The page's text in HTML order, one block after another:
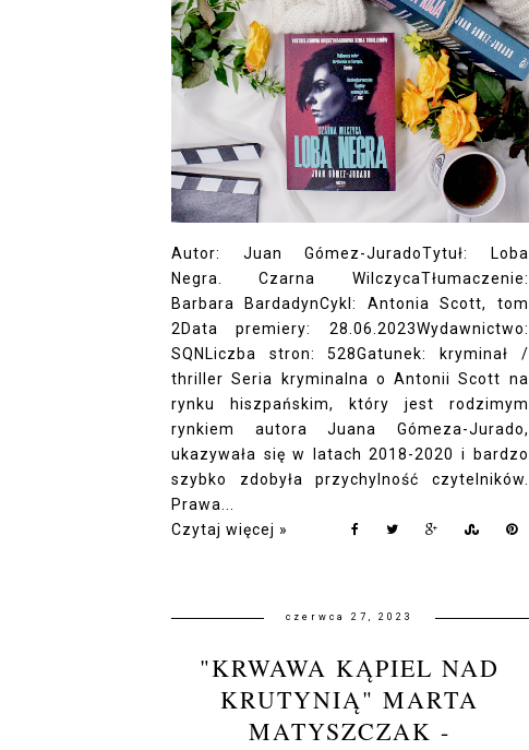
Autor: Juan Gómez-JuradoTytuł: Loba
Negra. Czarna WilczycaTłumaczenie:
Barbara BardadynCykl: Antonia Scott, tom
2Data premiery: 28.06.2023Wydawnictwo:
SQNLiczba stron: 528Gatunek: kryminał /
thriller Seria kryminalna o Antonii Scott na
rynku hiszpańskim, który jest rodzimym
rynkiem autora Juana Gómeza-Jurado,
ukazywała się w latach 2018-2020 i bardzo
szybko zdobyła przychylność czytelników.
Prawa...
Czytaj więcej »
czerwca 27, 2023
"KRWAWA KĄPIEL NAD
KRUTYNIĄ" MARTA
MATYSZCZAK -